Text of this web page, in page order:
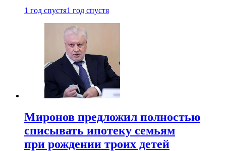
1 год спустя1 год спустя
Миронов предложил полностью
списывать ипотеку семьям
при рождении троих детей